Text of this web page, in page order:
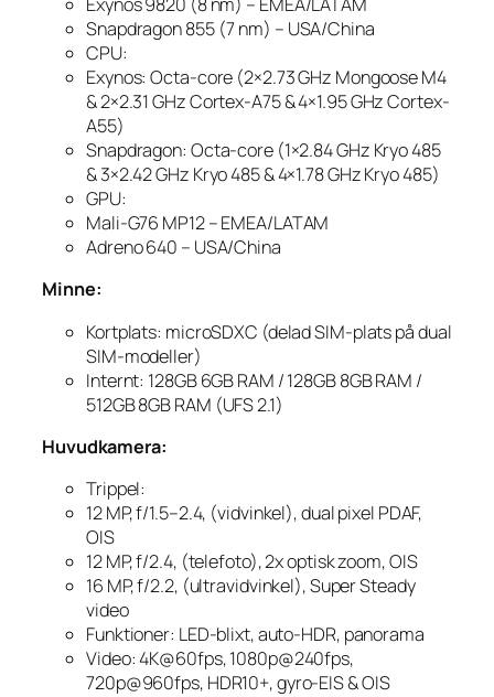
Snapdragon 855 (7 nm) – USA/China
CPU:
Exynos: Octa-core (2×2.73 GHz Mongoose M4
& 2×2.31 GHz Cortex-A75 & 4×1.95 GHz Cortex-
A55)
Snapdragon: Octa-core (1×2.84 GHz Kryo 485
& 3×2.42 GHz Kryo 485 & 4×1.78 GHz Kryo 485)
GPU:
Mali-G76 MP12 – EMEA/LATAM
Adreno 640 – USA/China
Minne:
Kortplats: microSDXC (delad SIM-plats på dual
SIM-modeller)
Internt: 128GB 6GB RAM / 128GB 8GB RAM /
512GB 8GB RAM (UFS 2.1)
Huvudkamera:
Trippel:
12 MP, f/1.5–2.4, (vidvinkel), dual pixel PDAF,
OIS
12 MP, f/2.4, (telefoto), 2x optisk zoom, OIS
16 MP, f/2.2, (ultravidvinkel), Super Steady
video
Funktioner: LED-blixt, auto-HDR, panorama
Video: 4K@60fps, 1080p@240fps,
720p@960fps, HDR10+, gyro-EIS & OIS